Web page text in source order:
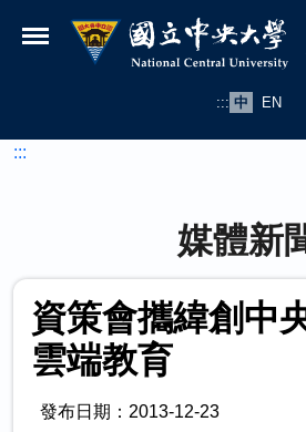
國立中央大學新聞網
::: 中 EN
:::
媒體新
資策會攜緯創
雲端教育
發布日期：2013-12-23